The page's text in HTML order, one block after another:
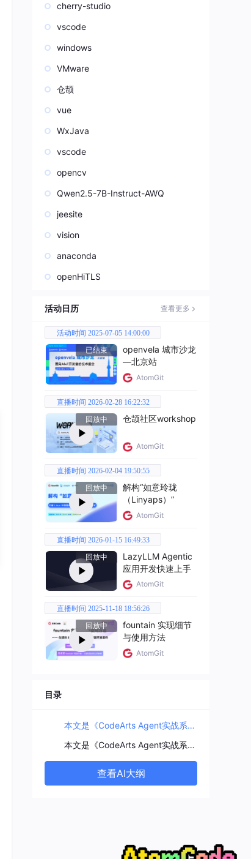
cherry-studio
vscode
windows
VMware
仓颉
vue
WxJava
vscode
opencv
Qwen2.5-7B-Instruct-AWQ
jeesite
vision
anaconda
openHiTLS
活动日历 查看更多
活动时间 2025-07-05 14:00:00
已结束
openvela 城市沙龙
—北京站
AtomGit
直播时间 2026-02-28 16:22:32
回放中
仓颉社区workshop
AtomGit
直播时间 2026-02-04 19:50:55
回放中
解构“如意玲珑
（Linyaps）”
AtomGit
直播时间 2026-01-15 16:49:33
回放中
LazyLLM Agentic
应用开发快速上手
AtomGit
直播时间 2025-11-18 18:56:26
回放中
fountain 实现细节
与使用方法
AtomGit
目录
本文是《CodeArts Agent实战系列》之一键安装WSL2，并在 WSL2 中配置 Hermes，实现Hermes的“终端命令”功能
本文是《CodeArts Agent实战系列》之一键安装WSL2，并在 WSL2 中配置 Hermes，实现Hermes的“终端命令”功能，后续将带来更多实战探索，欢迎关注专栏。
查看AI大纲